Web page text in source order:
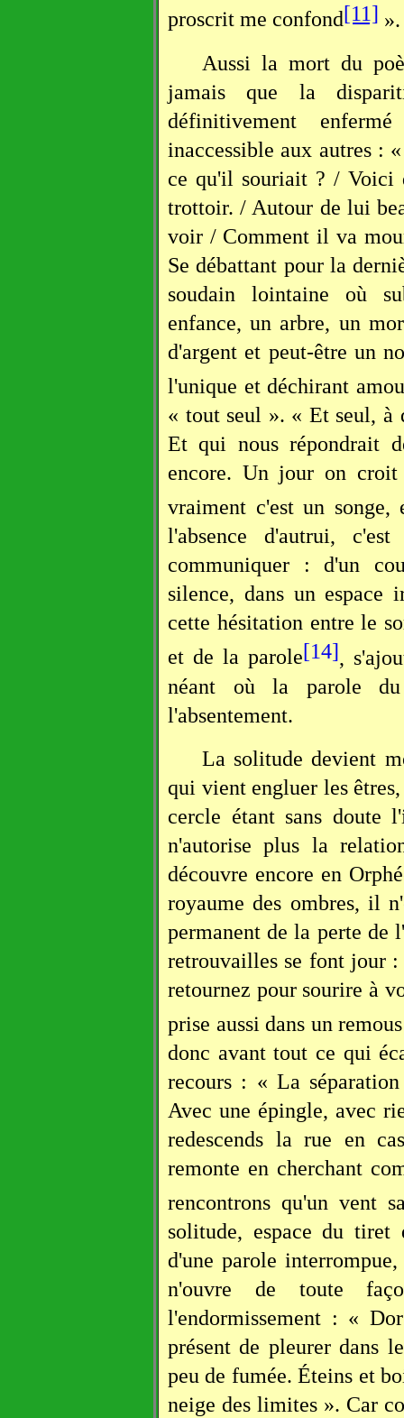
proscrit me confond[11] ».
Aussi la mort du
jamais que la
définitivement
inaccessible aux autres :
ce qu'il souriait ? / Voici
trottoir. / Autour de lui
voir / Comment il va
Se débattant pour la
soudain lointaine où
enfance, un arbre, un
d'argent et peut-être un
l'unique et déchirant
« tout seul ». « Et seul, à
Et qui nous répondrait
encore. Un jour on
vraiment c'est un
l'absence d'autrui,
communiquer : d'un
silence, dans un espace
cette hésitation entre le
et de la parole[14],
néant où la parole
l'absentement.
La solitude devient
qui vient engluer les
cercle étant sans
n'autorise plus la
découvre encore en
royaume des ombres, il
permanent de la perte de
retrouvailles se font jour
retournez pour sourire à
prise aussi dans un
donc avant tout ce qui
recours : « La
Avec une épingle, avec
redescends la rue en
remonte en cherchant
rencontrons qu'un vent
solitude, espace du
d'une parole
n'ouvre de toute
l'endormissement : «
présent de pleurer dans
peu de fumée. Éteins et
neige des limites ». Car